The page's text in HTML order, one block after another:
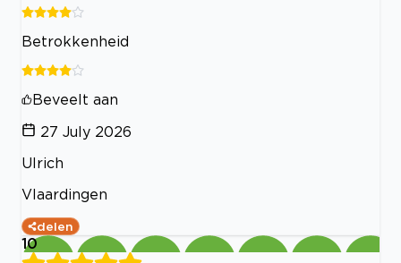
Betrokkenheid
Beveelt aan
27 July 2026
Ulrich
Vlaardingen
delen
10